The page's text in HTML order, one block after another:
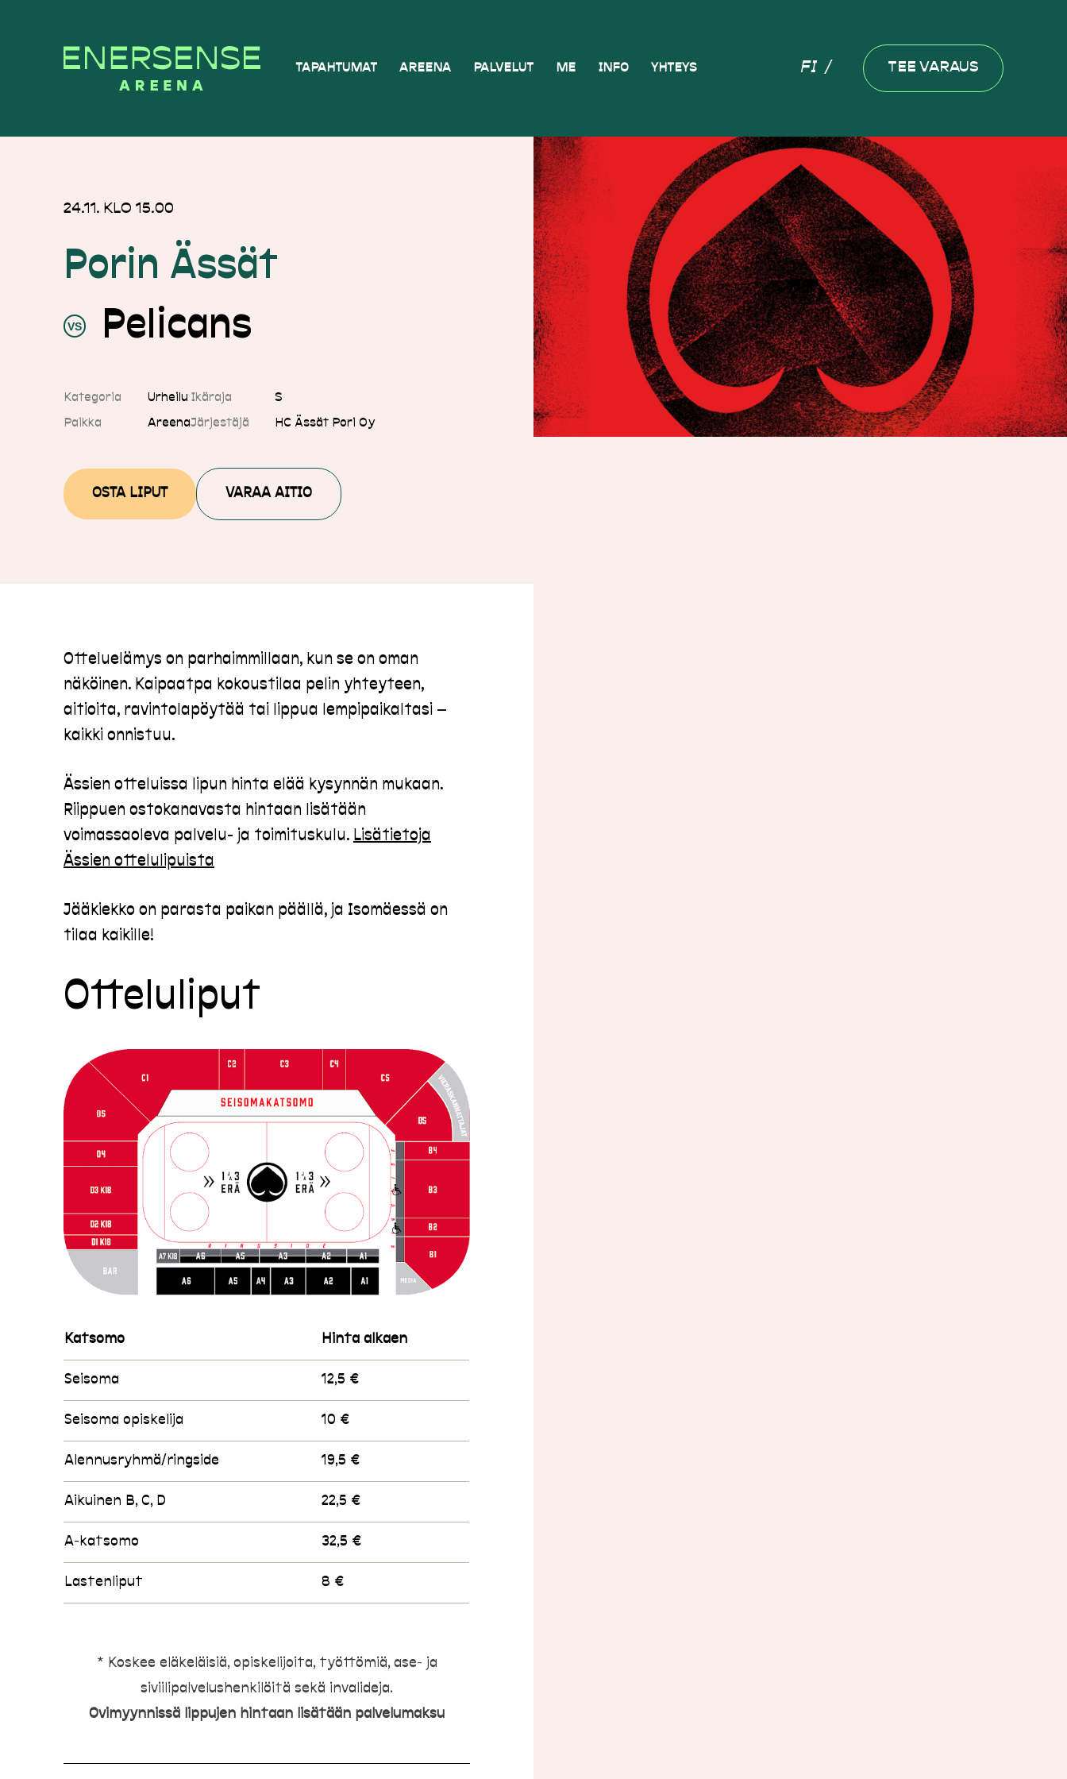
suoraan
TAPAHTUMAT AREENA PALVELUT ME INFO YHTEYS FI TEE VARAUS
24.11. KLO 15.00
Porin Ässät
Pelicans
Kategoria
Urheilu
Paikka
Areena
Ikäraja
S
Järjestäjä
HC Ässät Pori Oy
OSTA LIPUT VARAA AITIO
Otteluelämys on parhaimmillaan, kun se on oman
näköinen. Kaipaatpa kokoustilaa pelin yhteyteen,
aitioita, ravintolapöytää tai lippua lempipaikaltasi –
kaikki onnistuu.
Ässien otteluissa lipun hinta elää kysynnän mukaan.
Riippuen ostokanavasta hintaan lisätään
voimassaoleva palvelu- ja toimituskulu. Lisätietoja
Ässien ottelulipuista
Jääkiekko on parasta paikan päällä, ja Isomäessä on
tilaa kaikille!
Otteluliput
Katsomo Hinta alkaen
Seisoma 12,5 €
Seisoma opiskelija 10 €
Alennusryhmä/ringside 19,5 €
Aikuinen B, C, D 22,5 €
A-katsomo 32,5 €
Lastenliput 8 €
* Koskee eläkeläisiä, opiskelijoita, työttömiä, ase- ja
siviilipalvelushenkilöitä sekä invalideja.
Ovimyynnissä lippujen hintaan lisätään palvelumaksu